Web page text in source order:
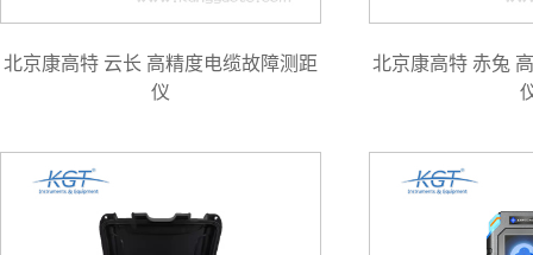
北京康高特 云长 高精度电缆故障测距
仪
北京康高特 赤兔